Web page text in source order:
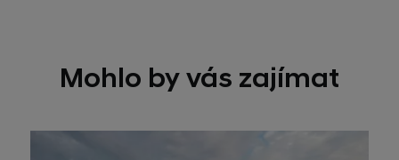
Mohlo by vás zajímat